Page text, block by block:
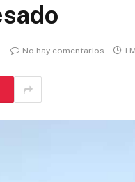
No hay comentarios 1